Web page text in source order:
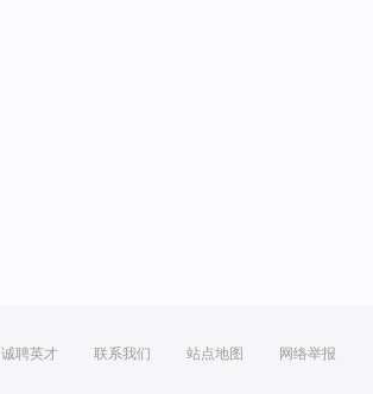
诚聘英才 联系我们 站点地图 网络举报